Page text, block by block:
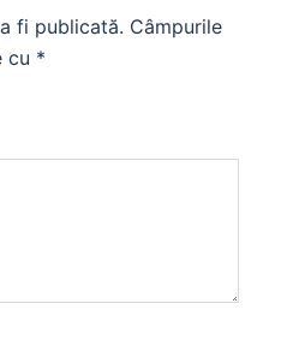
fi publicată. Câmpurile
cu *